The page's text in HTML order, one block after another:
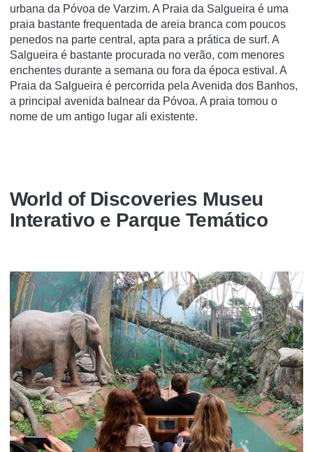
urbana da Póvoa de Varzim. A Praia da Salgueira é uma
praia bastante frequentada de areia branca com poucos
penedos na parte central, apta para a prática de surf. A
Salgueira é bastante procurada no verão, com menores
enchentes durante a semana ou fora da época estival. A
Praia da Salgueira é percorrida pela Avenida dos Banhos,
a principal avenida balnear da Póvoa. A praia tomou o
nome de um antigo lugar ali existente.
World of Discoveries Museu
Interativo e Parque Temático